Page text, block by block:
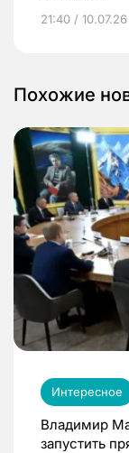
21:40 / 10.07.26
Похожие
Интересное
Владимир
запустить